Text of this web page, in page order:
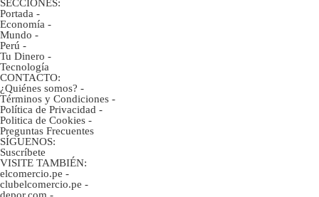
SECCIONES:
Portada -
Economía -
Mundo -
Perú -
Tu Dinero -
Tecnología
CONTACTO:
¿Quiénes somos? -
Términos y Condiciones -
Política de Privacidad -
Politica de Cookies -
Preguntas Frecuentes
SÍGUENOS:
Suscríbete
VISITE TAMBIÉN:
elcomercio.pe -
clubelcomercio.pe -